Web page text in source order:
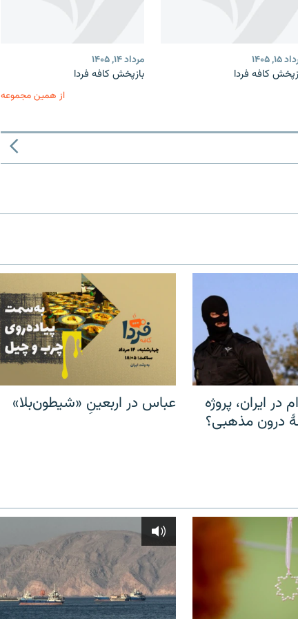
۱۵, ۱۴۰۵
کافه فردا
مرداد ۱۴, ۱۴۰۵
بازپخش کافه فردا
از همین مجموعه
در ایران، پروژه
درون مذهبی؟
عباس در اربعینِ «شیطون‌بلا»